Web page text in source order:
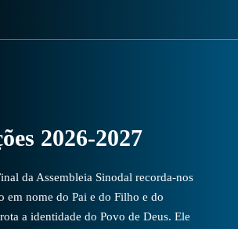
2026-2027
da Assembleia Sinodal recorda-nos
em nome do Pai e do Filho e do
a identidade do Povo de Deus. Ele